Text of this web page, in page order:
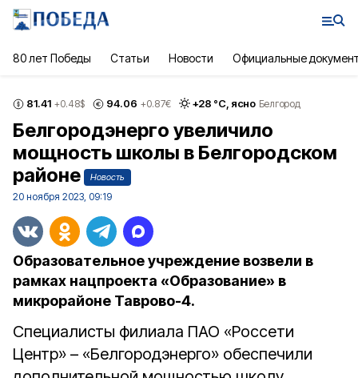
80 лет Победы Статьи Новости Официальные
81.41 +0.48$ 94.06 +0.87€ +28 °С, ясно Белгород
Белгородэнерго увеличило
мощность школы в Белгородском
районе
Новость
20 ноября 2023, 09:19
Образовательное учреждение возвели в
рамках нацпроекта «Образование» в
микрорайоне Таврово-4.
Специалисты филиала ПАО «Россети
Центр» – «Белгородэнерго» обеспечили